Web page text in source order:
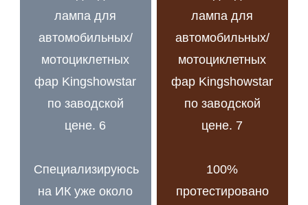
Специализируюсь
на ИК уже около
100%
протестировано